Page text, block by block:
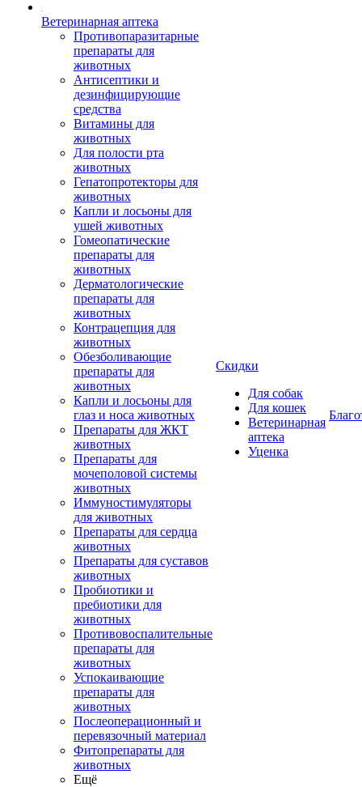
Ветеринарная аптека
Противопаразитарные
препараты для
животных
Антисептики и
дезинфицирующие
средства
Витамины для
животных
Для полости рта
животных
Гепатопротекторы для
животных
Капли и лосьоны для
ушей животных
Гомеопатические
препараты для
животных
Дерматологические
препараты для
животных
Контрацепция для
животных
Обезболивающие
препараты для
животных
Капли и лосьоны для
глаз и носа животных
Препараты для ЖКТ
животных
Препараты для
мочеполовой системы
животных
Иммуностимуляторы
для животных
Препараты для сердца
животных
Препараты для суставов
животных
Пробиотики и
пребиотики для
животных
Противовоспалительные
препараты для
животных
Успокаивающие
препараты для
животных
Послеоперационный и
перевязочный материал
Фитопрепараты для
животных
Ещё
Скидки
Для собак
Для кошек
Ветеринарная
аптека
Уценка